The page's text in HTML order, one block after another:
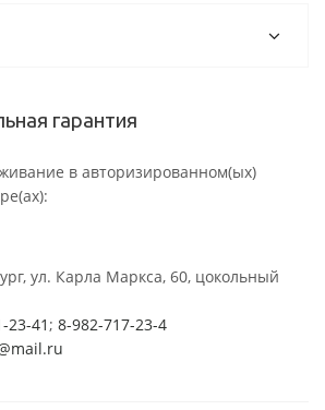
гарантия
в авторизированном(ых)
ул. Карла Маркса, 60, цокольный
23-41 ; 8-982-717-23-4